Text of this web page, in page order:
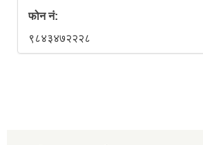
फोन नं:
९८४३४७२२२८